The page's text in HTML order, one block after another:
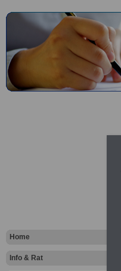
Home
Info & Rat